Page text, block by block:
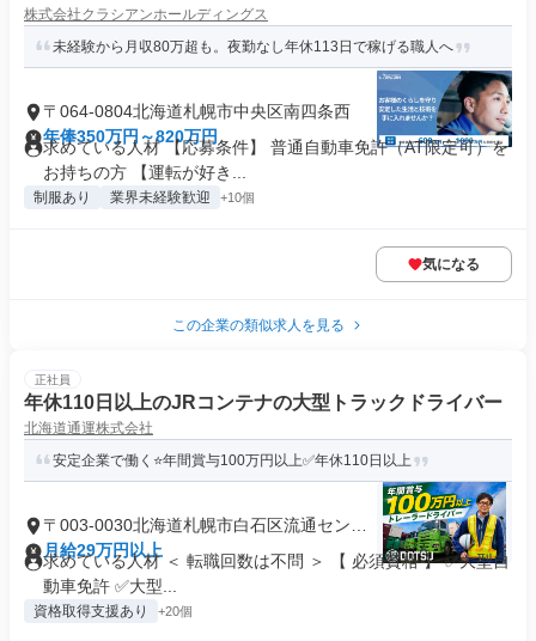
株式会社クラシアンホールディングス
未経験から月収80万超も。夜勤なし年休113日で稼げる職人へ
〒064-0804北海道札幌市中央区南四条西
年俸350万円～820万円
求めている人材 【応募条件】 普通自動車免許（AT限定可）を
お持ちの方 【運転が好き...
制服あり 業界未経験歓迎 +10個
気になる
この企業の類似求人を見る
正社員
年休110日以上のJRコンテナの大型トラックドライバー
北海道通運株式会社
安定企業で働く⭐年間賞与100万円以上✅年休110日以上
〒003-0030北海道札幌市白石区流通センタ
ー
月給29万円以上
求めている人材 ＜ 転職回数は不問 ＞ 【 必須資格 】 ✅大型自
動車免許 ✅大型...
資格取得支援あり +20個